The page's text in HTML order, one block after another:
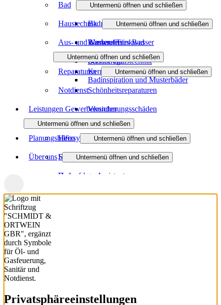
Bad Untermenü öffnen und schließen
Badmodernisierung
Barrierefreies Bad
Badanfrage
Badinspiration und Musterbäder
Haustechnik Untermenü öffnen und schließen
Wasser / Trinkwasser
Service Haustechnik
Aus- und Umbauten
Untermenü öffnen und schließen
Kernbohrung
Reparaturen Untermenü öffnen und schließen
Schönheitsreparaturen
Versicherungsschäden
Notdienst
Leistungen Gewerbekunden
Untermenü öffnen und schließen
Heizsysteme
Sanitäranlagen
Planungshilfen Untermenü öffnen und schließen
Heizungsanfrage-Assistent
Badanfrage-Assistent
3D-Badplaner
Über uns Untermenü öffnen und schließen
Unternehmen
Partner
Privatsphäre­einstellungen